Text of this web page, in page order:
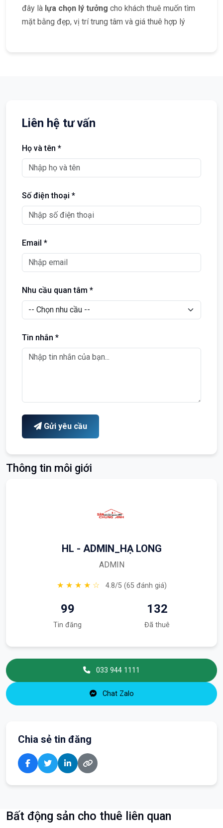
đây là lựa chọn lý tưởng cho khách thuê muốn tìm
mặt bằng đẹp, vị trí trung tâm và giá thuê hợp lý
Liên hệ tư vấn
Họ và tên *
Số điện thoại *
Email *
Nhu cầu quan tâm *
Tin nhắn *
Gửi yêu cầu
Thông tin môi giới
HL - ADMIN_HẠ LONG
ADMIN
★ ★ ★ ★ ☆ 4.8/5 (65 đánh giá)
99
Tin đăng
132
Đã thuê
033 944 1111
Chat Zalo
Chia sẻ tin đăng
Bất động sản cho thuê liên quan